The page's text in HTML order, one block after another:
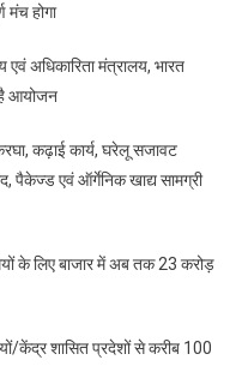
01
तक
देहरादून
होगा
मेला”
मंच होगा
एवं अधिकारिता मंत्रालय, भारत
है आयोजन
कढ़ाई कार्य, घरेलू सजावट
पैकेज्ड एवं ऑर्गेनिक खाद्य सामग्री
के लिए बाजार में अब तक 23 करोड़
केंद्र शासित प्रदेशों से करीब 100